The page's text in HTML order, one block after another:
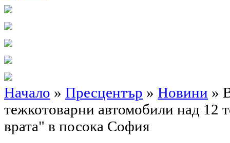
Начало » Пресцентър » Новини »
тежкотоварни автомобили над
врата" в посока София